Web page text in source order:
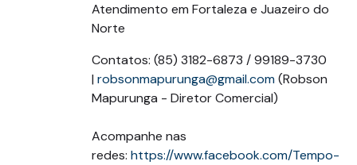
Atendimento em Fortaleza e Juazeiro do
Norte
Contatos: (85) 3182-6873 / 99189-3730
| robsonmapurunga@gmail.com(Robson
Mapurunga - Diretor Comercial)
Acompanhe nas
redes: https://www.facebook.com/Tempo-